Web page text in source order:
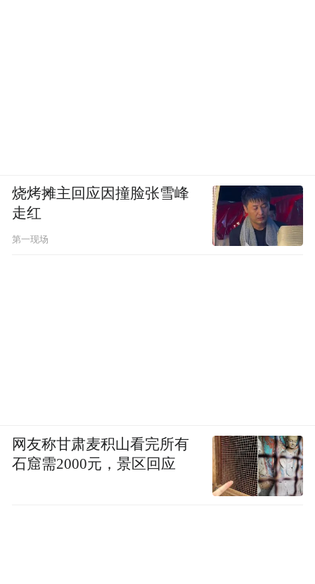
烧烤摊主回应因撞脸张雪峰
走红
第一现场
网友称甘肃麦积山看完所有
石窟需2000元，景区回应